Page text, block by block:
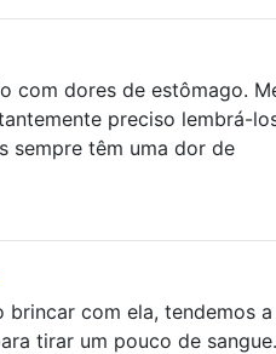
com dores de estômago.
preciso lembrá-
sempre têm uma dor de
brincar com ela, tendemos a
tirar um pouco de sangue.